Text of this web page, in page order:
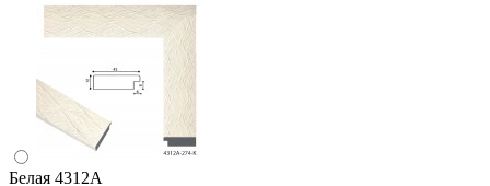
Белая 4312А